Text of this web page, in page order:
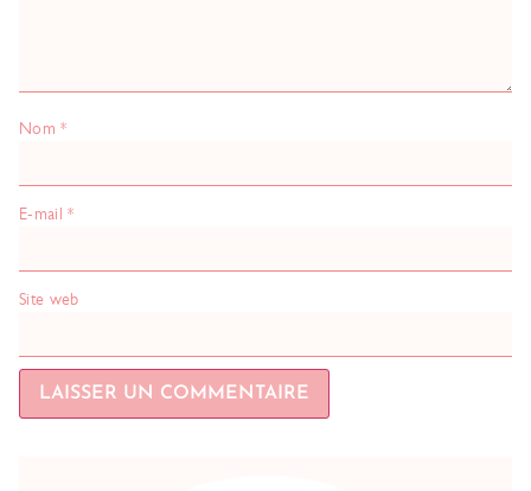
Nom*
E-mail*
Site web